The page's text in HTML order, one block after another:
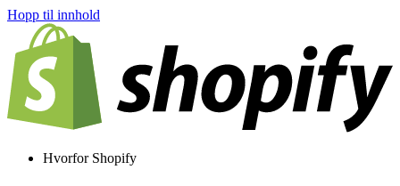
Hopp til innhold
Hvorfor Shopify